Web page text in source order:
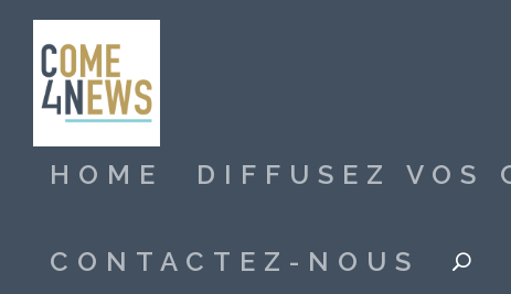
HOME DIFFUSEZ VOS
CONTACTEZ-NOUS